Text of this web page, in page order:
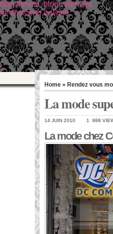
Dressing enligne
Home » Rendez vous
La mode
14 JUIN 2010 1 988
La mode chez